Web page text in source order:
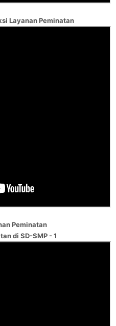
Layanan Peminatan
Peminatan
di SD-SMP - 1